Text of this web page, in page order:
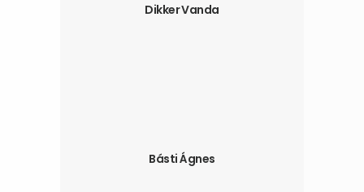
Dikker Vanda
Básti Ágnes